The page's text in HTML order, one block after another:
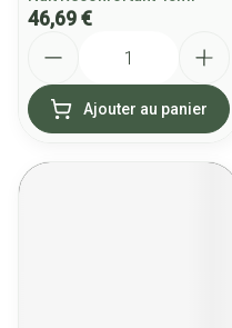
46,69 €
Ajouter au panier